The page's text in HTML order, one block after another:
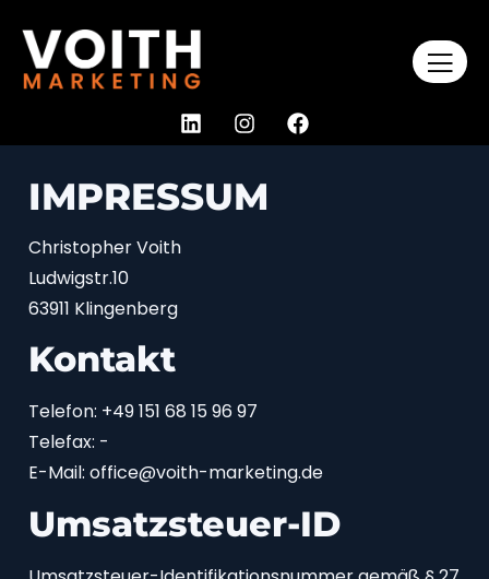
IMPRESSUM
Christopher Voith
Ludwigstr.10
63911 Klingenberg
Kontakt
Telefon: +49 151 68 15 96 97
Telefax: -
E-Mail: office@voith-marketing.de
Umsatzsteuer-ID